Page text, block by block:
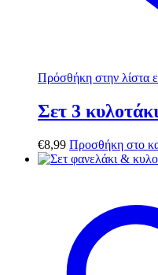
Πρόσθήκη στην λίστα
Σετ 3
€8,99 Προσθήκη στο